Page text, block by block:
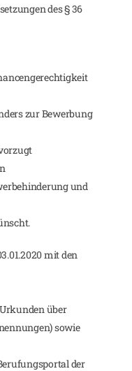
des § 36
zur Bewerbung
und
mit den
über
sowie
der